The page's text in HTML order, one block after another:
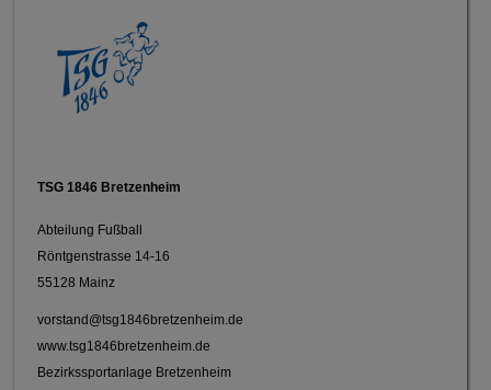
TSG 1846 Bretzenheim
Abteilung Fußball
Röntgenstrasse 14-16
55128 Mainz
vorstand@tsg1846bretzenheim.de
www.tsg1846bretzenheim.de
Bezirkssportanlage Bretzenheim